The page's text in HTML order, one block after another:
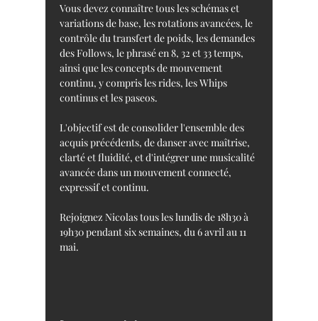
Vous devez connaître tous les schémas et
variations de base, les rotations avancées, le
contrôle du transfert de poids, les demandes
des Follows, le phrasé en 8, 32 et 33 temps,
ainsi que les concepts de mouvement
continu, y compris les rides, les Whips
continus et les paseos.
L'objectif est de consolider l'ensemble des
acquis précédents, de danser avec maîtrise,
clarté et fluidité, et d'intégrer une musicalité
avancée dans un mouvement connecté,
expressif et continu.
Rejoignez Nicolas tous les lundis de 18h30 à
19h30 pendant six semaines, du 6 avril au 11
mai.